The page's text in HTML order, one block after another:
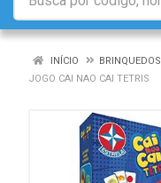
INÍCIO BRINQUEDOS
JOGO CAI NAO CAI TETRIS